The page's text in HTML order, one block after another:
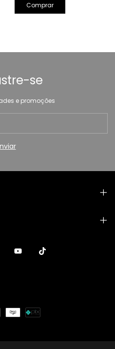
se
e promoções